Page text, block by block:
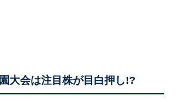
大会は注目株が目白押し!?